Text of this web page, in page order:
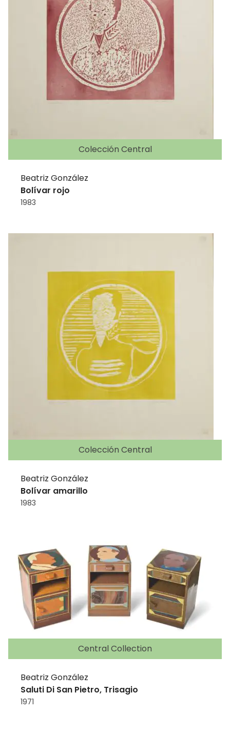
Colección Central
Beatriz González
Bolívar rojo
1983
Colección Central
Beatriz González
Bolívar amarillo
1983
Central Collection
Beatriz González
Saluti Di San Pietro, Trisagio
1971